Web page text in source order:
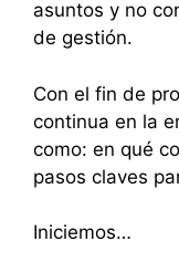
asuntos y no
de gestión.
Con el fin de
continua en la
como: en qué
pasos claves
Iniciemos…